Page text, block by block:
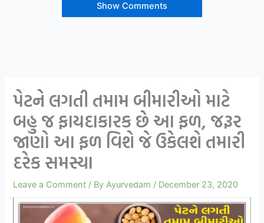
Show Comments
પેટને લગતી તમામ બીમારીઓ માટે
બહુ જ ફાયદાકારક છે આ ફળ, જરૂર
જાણો આ ફળ વિશે જે ઉકેલશે તમારી
દરેક સમસ્યા
Leave a Comment / ByAyurvedam / December 23, 2020